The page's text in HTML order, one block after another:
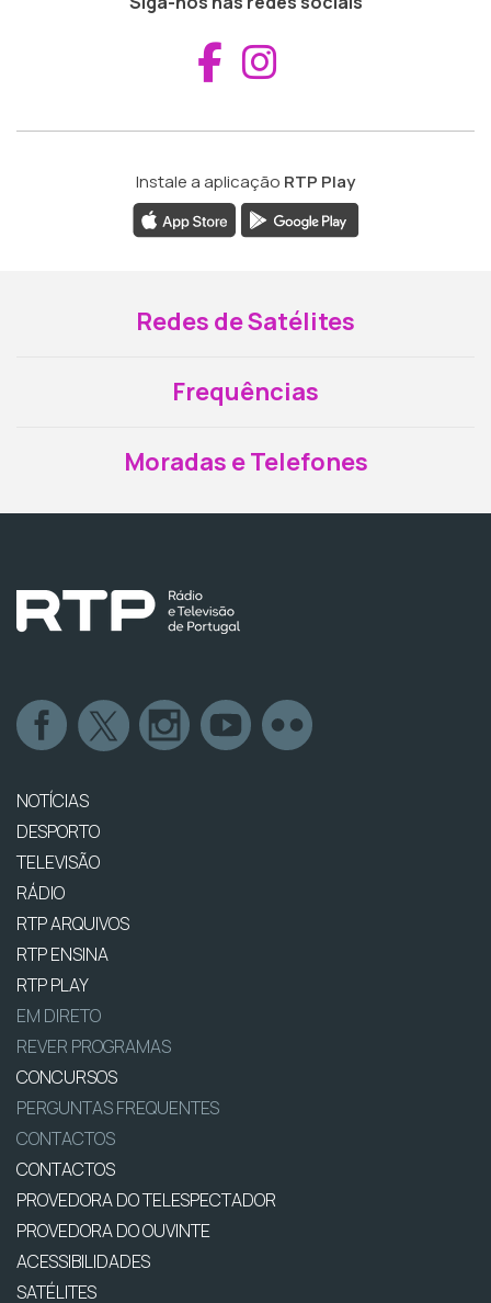
Aceder ao
Instale a aplicação RTP Play
Redes de Satélites
Frequências
Moradas e Telefones
NOTÍCIAS
DESPORTO
TELEVISÃO
RÁDIO
RTP ARQUIVOS
RTP ENSINA
RTP PLAY
EM DIRETO
REVER PROGRAMAS
CONCURSOS
PERGUNTAS FREQUENTES
CONTACTOS
CONTACTOS
PROVEDORA DO TELESPECTADOR
PROVEDORA DO OUVINTE
ACESSIBILIDADES
SATÉLITES